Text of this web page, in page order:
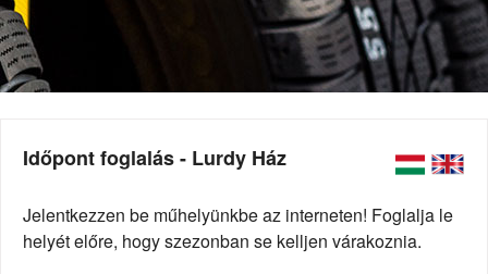
Időpont foglalás - Lurdy Ház
Jelentkezzen be műhelyünkbe az interneten! Foglalja le
helyét előre, hogy szezonban se kelljen várakoznia.